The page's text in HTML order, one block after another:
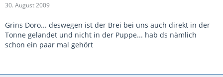
30. August 2009
Grins Doro... deswegen ist der Brei bei uns auch direkt in der
Tonne gelandet und nicht in der Puppe... hab ds nämlich
schon ein paar mal gehört